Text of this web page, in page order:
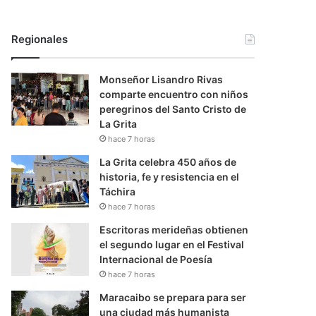
Regionales
Monseñor Lisandro Rivas
comparte encuentro con niños
peregrinos del Santo Cristo de
La Grita
hace 7 horas
La Grita celebra 450 años de
historia, fe y resistencia en el
Táchira
hace 7 horas
Escritoras merideñas obtienen
el segundo lugar en el Festival
Internacional de Poesía
hace 7 horas
Maracaibo se prepara para ser
una ciudad más humanista